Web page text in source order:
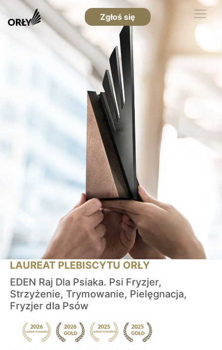
Zgłoś się
LAUREAT PLEBISCYTU ORŁY
EDEN Raj Dla Psiaka. Psi Fryzjer,
Strzyżenie, Trymowanie, Pielęgnacja,
Fryzjer dla Psów